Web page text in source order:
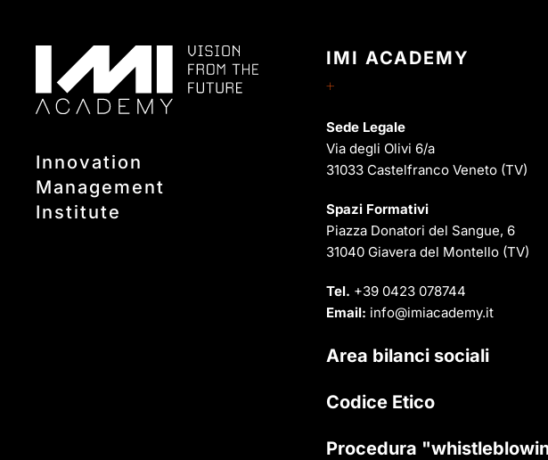
Innovation
Management
Institute
IMI ACADEMY
Sede Legale
Via degli Olivi 6/a
31033 Castelfranco Veneto (TV)
Spazi Formativi
Piazza Donatori del Sangue, 6
31040 Giavera del Montello (TV)
Tel. +39 0423 078744
Email: info@imiacademy.it
Area bilanci sociali
Codice Etico
Procedura